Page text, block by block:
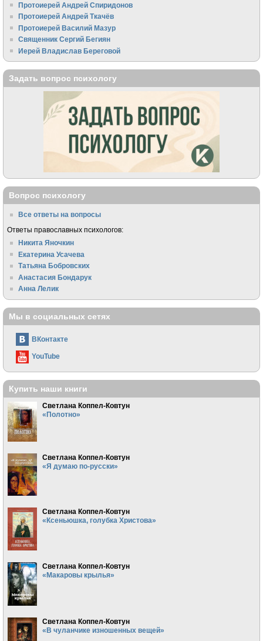
Протоиерей Андрей Спиридонов
Протоиерей Андрей Ткачёв
Протоиерей Василий Мазур
Священник Сергий Бегиян
Иерей Владислав Береговой
Задать вопрос психологу
Вопрос психологу
Все ответы на вопросы
Ответы православных психологов:
Никита Яночкин
Екатерина Усачева
Татьяна Бобровских
Анастасия Бондарук
Анна Лелик
Мы в социальных сетях
ВКонтакте
YouTube
Купить наши книги
Светлана Коппел-Ковтун
«Полотно»
Светлана Коппел-Ковтун
«Я думаю по-русски»
Светлана Коппел-Ковтун
«Ксеньюшка, голубка Христова»
Светлана Коппел-Ковтун
«Макаровы крылья»
Светлана Коппел-Ковтун
«В чуланчике изношенных вещей»